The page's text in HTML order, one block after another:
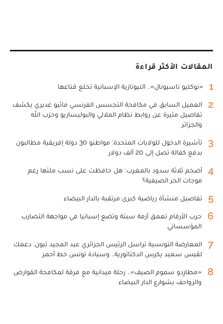
المقالات الأكثر قراءة
1 «نوكليو ناسيونال».. النيونازية الإسبانية تخلع قناعها
2
العميل السابق في مكافحة التجسس الفرنسي ماثيو غديري يكشف
تفاصيل مثيرة عن روابط نظام الملالي والبوليساريو وحزب الله
والجزائر
3
تأشيرة الدخول للولايات المتحدة: مواطنو 30 دولة إفريقية مطالبون
بدفع كفالة تصل إلى 20 ألف دولار
4
أضخم ثلاثة سدود بالمغرب: هل حافظت على نسب ملئها رغم
موجات الحر الصيفية؟
5 تفاصيل منشأة رياضية كبرى مرتقبة بالدار البيضاء
6
حرب الأرقام تعمق أزمة سبتة وتضع إسبانيا في مواجهة التضارب
المؤسساتي
7
المعارضة التونسية تراسل الرئيس الجزائري عبد المجيد تبون: دعمك
لقيس سعيد يكرس الدكتاتورية.. وسيادة تونس خط أحمر
8
«مطارِدو سموم الصيف».. رحلة ميدانية مع فرقة لمكافحة القوارض
والزواحف بشوارع الدار البيضاء